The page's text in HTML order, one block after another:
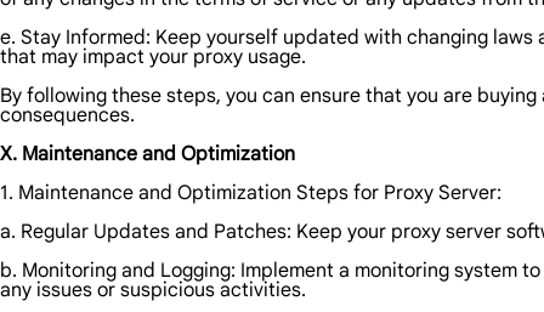
e. Stay Informed: Keep yourself updated with changing
that may impact your proxy usage.
By following these steps, you can ensure that you are
consequences.
X. Maintenance and Optimization
1. Maintenance and Optimization Steps for Proxy Server:
a. Regular Updates and Patches: Keep your proxy server
b. Monitoring and Logging: Implement a monitoring system
any issues or suspicious activities.